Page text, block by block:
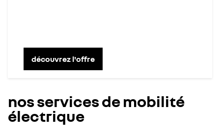
découvrez l'offre
nos services de mobilité
électrique